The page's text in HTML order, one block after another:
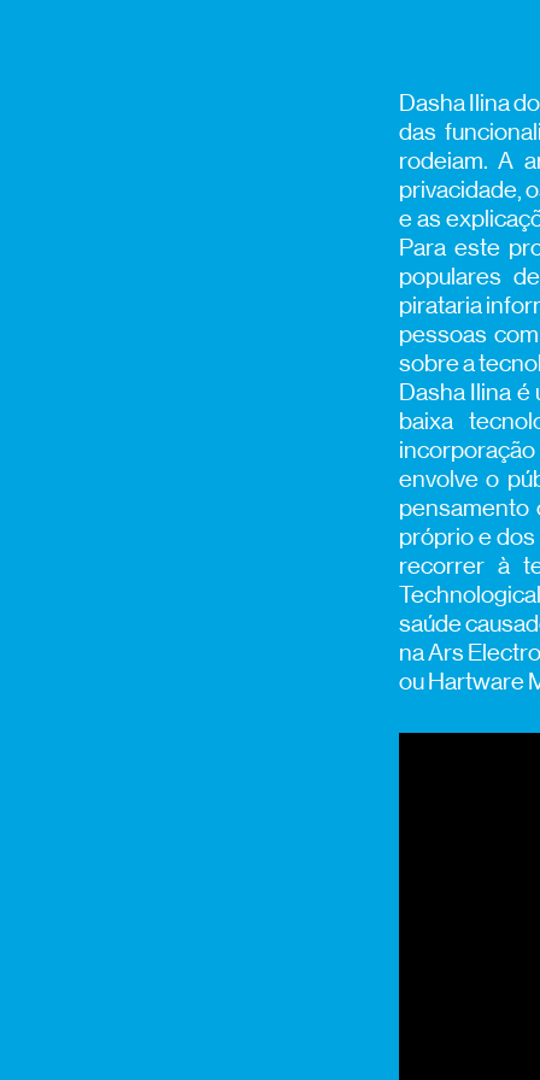
Dasha Ilina
das
rodeiam. A
privacidade,
e as
Para este
populares
pirataria
pessoas
sobre a
Dasha Ilina
baixa
envolve o
pensamento
próprio e
recorrer à
saúde
na Ars
ou Hartware